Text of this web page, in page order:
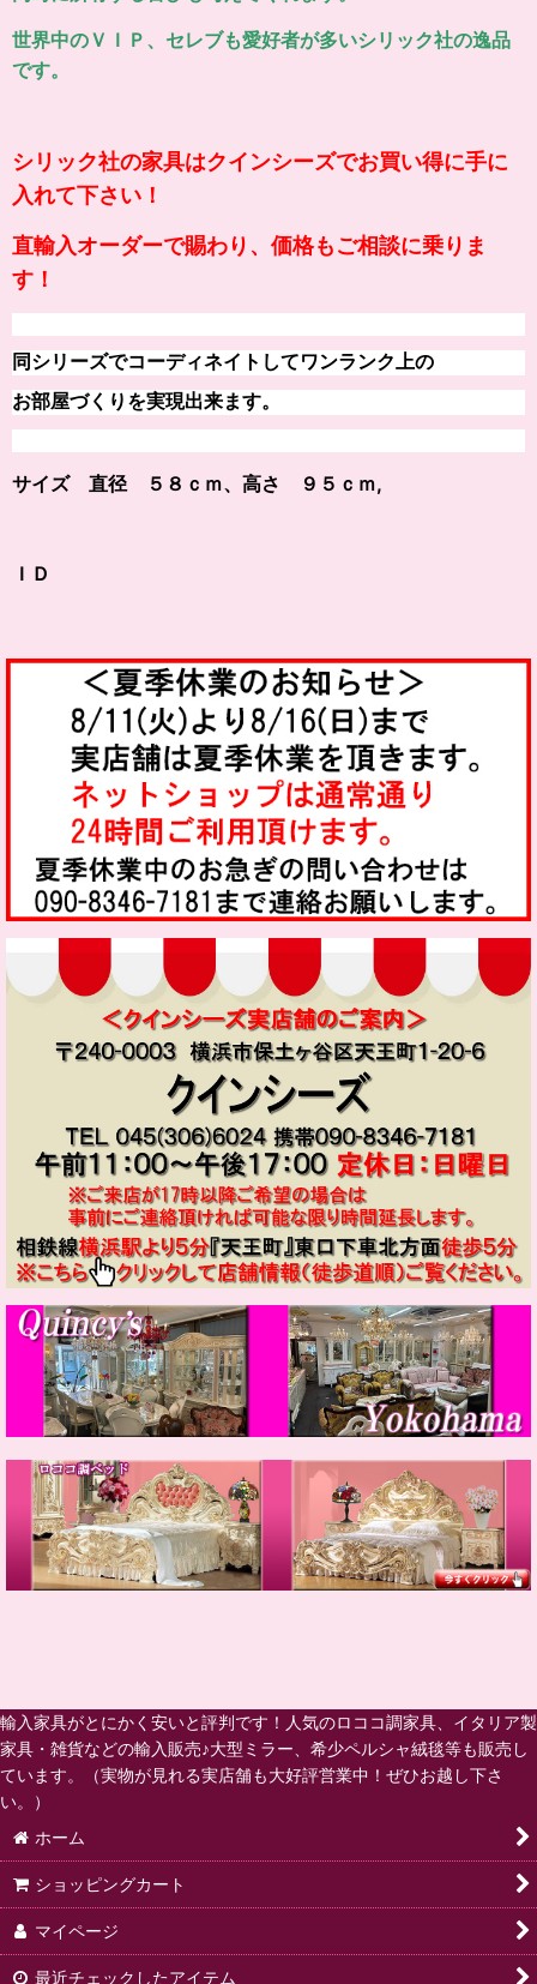
世界中のＶＩＰ、セレブも愛好者が多いシリック社の逸品
です。
シリック社の家具はクインシーズでお買い得に手に
入れて下さい！
直輸入オーダーで賜わり、価格もご相談に乗りま
す！
同シリーズでコーディネイトしてワンランク上の
お部屋づくりを実現出来ます。
サイズ 直径 ５８ｃｍ、高さ ９５ｃｍ,
ＩＤ
輸入家具がとにかく安いと評判です！人気のロココ調家具、イタリア製
家具・雑貨などの輸入販売♪大型ミラー、希少ペルシャ絨毯等も販売し
ています。（実物が見れる実店舗も大好評営業中！ぜひお越し下さ
い。）
ホーム
ショッピングカート
マイページ
最近チェックしたアイテム